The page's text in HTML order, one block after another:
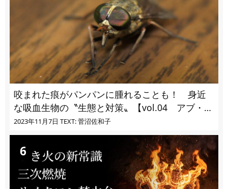
咬まれた痕がパンパンに腫れることも！ 身近
な吸血生物の〝生態と対策〟【vol.04 アブ・ブ
ユ・ヌカカ】
2023年11月7日 TEXT: 菅沼佐和子